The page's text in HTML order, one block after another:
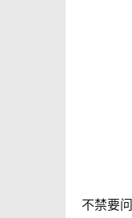
不禁要